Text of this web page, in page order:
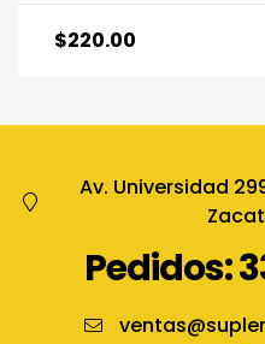
$220.00
Av. Universidad
Pedidos: